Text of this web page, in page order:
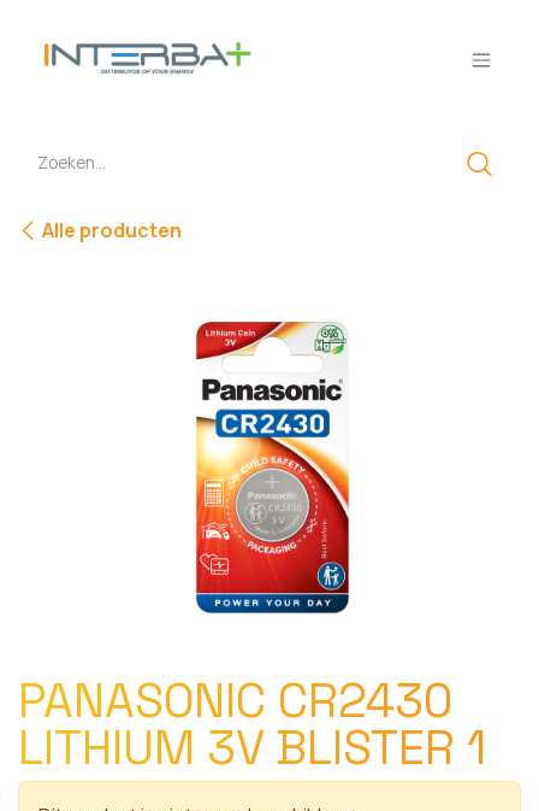
Alle producten
PANASONIC CR2430
LITHIUM 3V BLISTER 1